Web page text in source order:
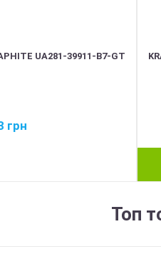
UA281-39911-B7-GT
грн
Топ